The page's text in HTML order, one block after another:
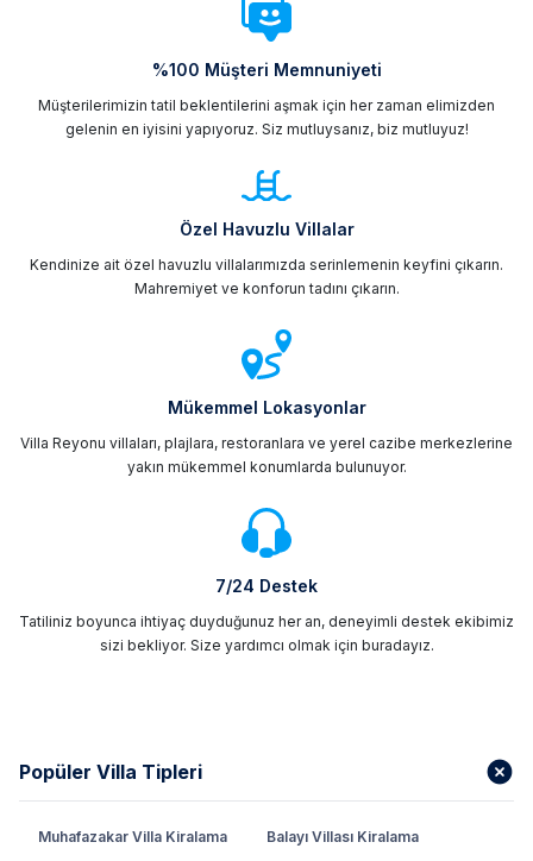
%100 Müşteri Memnuniyeti
Müşterilerimizin tatil beklentilerini aşmak için her zaman elimizden
gelenin en iyisini yapıyoruz. Siz mutluysanız, biz mutluyuz!
Özel Havuzlu Villalar
Kendinize ait özel havuzlu villalarımızda serinlemenin keyfini çıkarın.
Mahremiyet ve konforun tadını çıkarın.
Mükemmel Lokasyonlar
Villa Reyonu villaları, plajlara, restoranlara ve yerel cazibe merkezlerine
yakın mükemmel konumlarda bulunuyor.
7/24 Destek
Tatiliniz boyunca ihtiyaç duyduğunuz her an, deneyimli destek ekibimiz
sizi bekliyor. Size yardımcı olmak için buradayız.
Popüler Villa Tipleri
Muhafazakar Villa Kiralama Balayı Villası Kiralama